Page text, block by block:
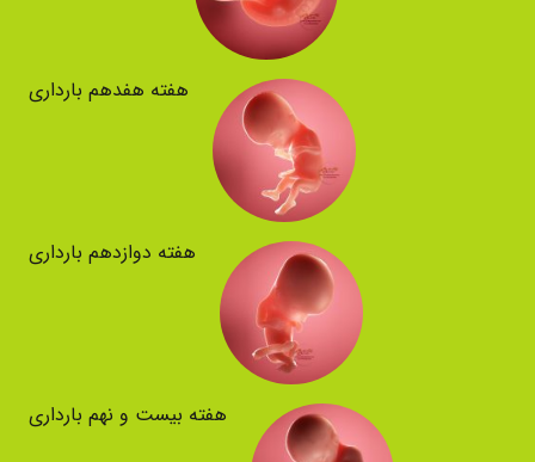
هفته هفدهم بارداری
هفته دوازدهم بارداری
هفته بیست و نهم بارداری